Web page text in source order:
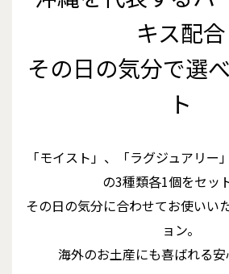
キス配合
その日の気分で選
ト
「モイスト」、「ラグジュアリー
の3種類各1個をセッ
その日の気分に合わせてお使いい
ョン。
海外のお土産にも喜ばれる安